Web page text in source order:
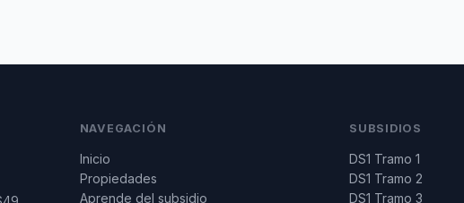
NAVEGACIÓN
Inicio
Propiedades
Aprende del subsidio
SUBSIDIOS
DS1 Tramo 1
DS1 Tramo 2
DS1 Tramo 3